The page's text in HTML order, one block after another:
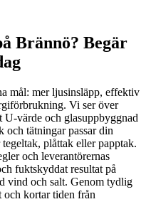
Brännö? Begär
mål: mer ljusinsläpp, effektiv
Vi ser över
U-värde och glasuppbyggnad
och tätningar passar din
plåttak eller papptak.
och leverantörernas
fuktskyddat resultat på
vind och salt. Genom tydlig
kortar tiden från